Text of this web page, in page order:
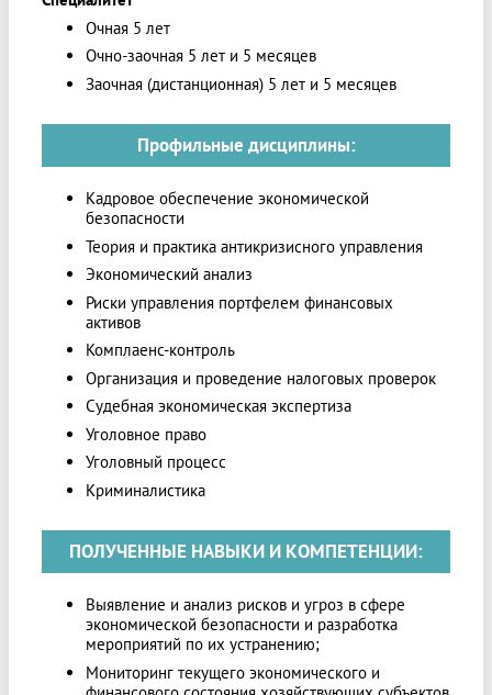
Очная 5 лет
Очно-заочная 5 лет и 5 месяцев
Заочная (дистанционная) 5 лет и 5 месяцев
Профильные дисциплины:
Кадровое обеспечение экономической
безопасности
Теория и практика антикризисного управления
Экономический анализ
Риски управления портфелем финансовых
активов
Комплаенс-контроль
Организация и проведение налоговых проверок
Судебная экономическая экспертиза
Уголовное право
Уголовный процесс
Криминалистика
ПОЛУЧЕННЫЕ НАВЫКИ И КОМПЕТЕНЦИИ:
Выявление и анализ рисков и угроз в сфере
экономической безопасности и разработка
мероприятий по их устранению;
Мониторинг текущего экономического и